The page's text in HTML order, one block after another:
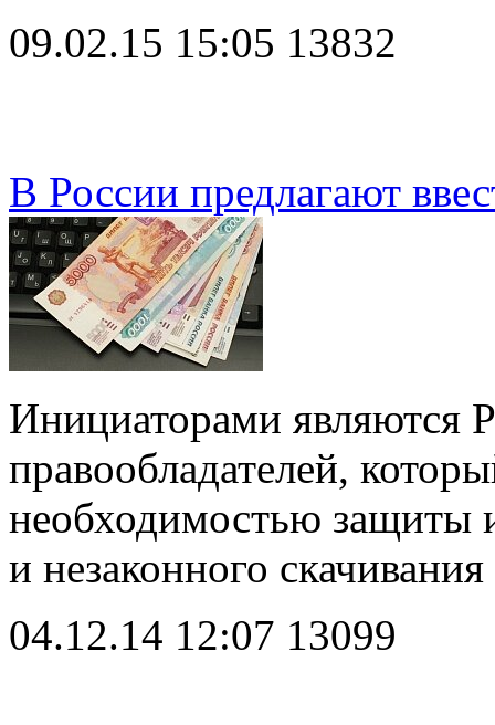
09.02.15 15:05 13832
В России предлагают
Инициаторами являются
правообладателей,
необходимостью защиты
и незаконного
04.12.14 12:07 13099